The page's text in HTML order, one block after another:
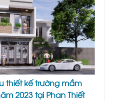
thiết kế trường mầm
2023 tại Phan Thiết